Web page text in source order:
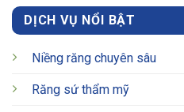
DỊCH VỤ NỔI BẬT
Niềng răng chuyên sâu
Răng sứ thẩm mỹ